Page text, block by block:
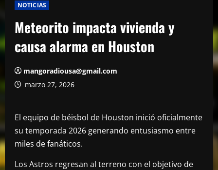
NOTICIAS
Meteorito impacta vivienda y
causa alarma en Houston
mangoradiousa@gmail.com
marzo 27, 2026
El equipo de béisbol de Houston inició oficialmente
su temporada 2026 generando entusiasmo entre
miles de fanáticos.
Los Astros regresan al terreno con el objetivo de